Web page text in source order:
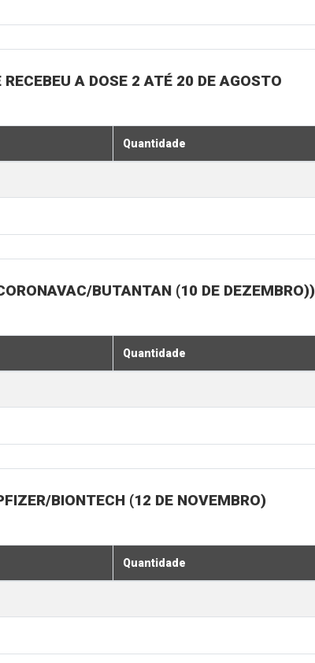
A DOSE 2 ATÉ 20 DE AGOSTO
Quantidade
BUTANTAN (10 DE DEZEMBRO))
Quantidade
BIONTECH (12 DE NOVEMBRO)
Quantidade